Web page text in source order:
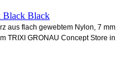
Black Black
aus flach gewebtem Nylon, 7 mm
TRIXI GRONAU Concept Store in